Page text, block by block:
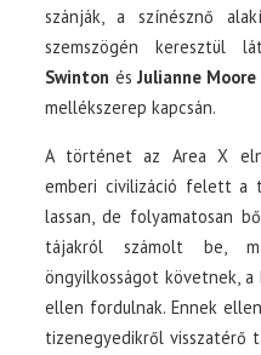
szánják, a színésznő
szemszögén keresztül
Swinton és Julianne Moore
mellékszerep kapcsán.
A történet az Area X
emberi civilizáció felett a
lassan, de folyamatosan
tájakról számolt be,
öngyilkosságot követnek,
ellen fordulnak. Ennek
tizenegyedikről visszatérő